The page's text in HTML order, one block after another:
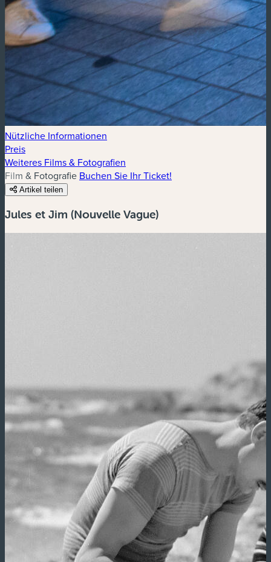
Nützliche Informationen
Preis
Weiteres Films & Fotografien
Film & Fotografie Buchen Sie Ihr Ticket!
Artikel teilen
Jules et Jim (Nouvelle Vague)